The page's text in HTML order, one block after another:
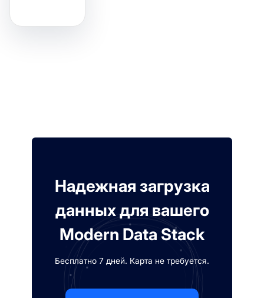
Надежная загрузка
данных для вашего
Modern Data Stack
Бесплатно 7 дней. Карта не требуется.